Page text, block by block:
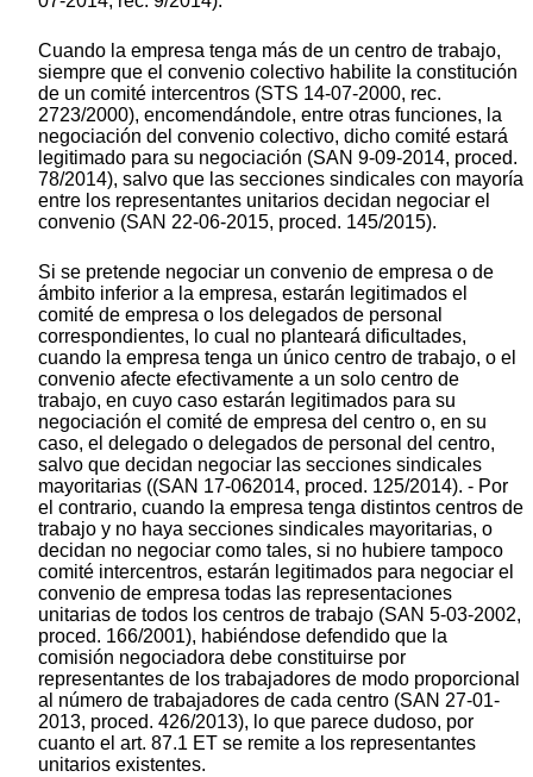
Cuando la empresa tenga más de un centro de trabajo,
siempre que el convenio colectivo habilite la constitución
de un comité intercentros (STS 14-07-2000, rec.
2723/2000), encomendándole, entre otras funciones, la
negociación del convenio colectivo, dicho comité estará
legitimado para su negociación (SAN 9-09-2014, proced.
78/2014), salvo que las secciones sindicales con mayoría
entre los representantes unitarios decidan negociar el
convenio (SAN 22-06-2015, proced. 145/2015).
Si se pretende negociar un convenio de empresa o de
ámbito inferior a la empresa, estarán legitimados el
comité de empresa o los delegados de personal
correspondientes, lo cual no planteará dificultades,
cuando la empresa tenga un único centro de trabajo, o el
convenio afecte efectivamente a un solo centro de
trabajo, en cuyo caso estarán legitimados para su
negociación el comité de empresa del centro o, en su
caso, el delegado o delegados de personal del centro,
salvo que decidan negociar las secciones sindicales
mayoritarias ((SAN 17-062014, proced. 125/2014). - Por
el contrario, cuando la empresa tenga distintos centros de
trabajo y no haya secciones sindicales mayoritarias, o
decidan no negociar como tales, si no hubiere tampoco
comité intercentros, estarán legitimados para negociar el
convenio de empresa todas las representaciones
unitarias de todos los centros de trabajo (SAN 5-03-2002,
proced. 166/2001), habiéndose defendido que la
comisión negociadora debe constituirse por
representantes de los trabajadores de modo proporcional
al número de trabajadores de cada centro (SAN 27-01-
2013, proced. 426/2013), lo que parece dudoso, por
cuanto el art. 87.1 ET se remite a los representantes
unitarios existentes.